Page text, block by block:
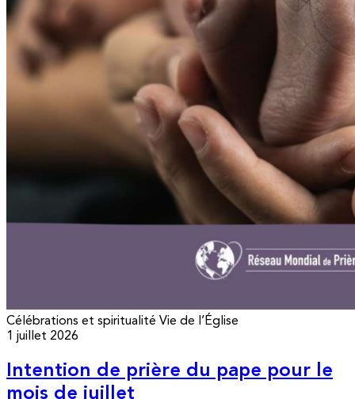
Célébrations et spiritualité Vie de l’Église
1 juillet 2026
Intention de prière du pape pour le
mois de juillet